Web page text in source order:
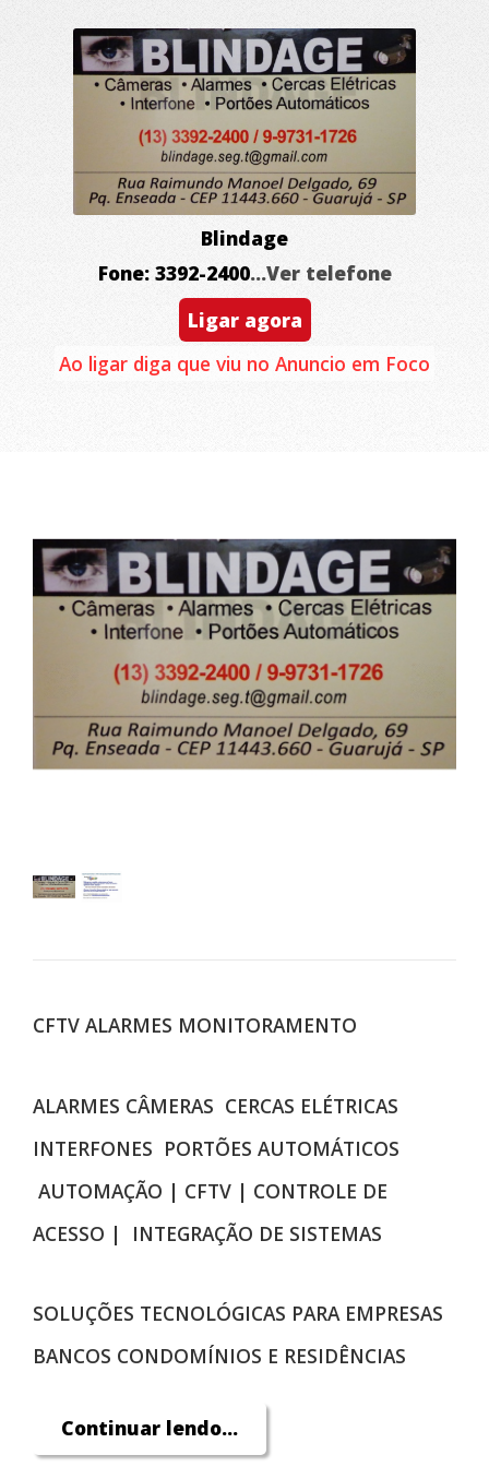
Blindage
Fone: 3392-2400...Ver telefone
Ligar agora
Ao ligar diga que viu no Anuncio em Foco
CFTV ALARMES MONITORAMENTO
ALARMES CÂMERAS CERCAS ELÉTRICAS
INTERFONES PORTÕES AUTOMÁTICOS
AUTOMAÇÃO | CFTV | CONTROLE DE
ACESSO | INTEGRAÇÃO DE SISTEMAS
SOLUÇÕES TECNOLÓGICAS PARA EMPRESAS
BANCOS CONDOMÍNIOS E RESIDÊNCIAS
ENTRE EM CONTATO, SOLICITE
Continuar lendo...